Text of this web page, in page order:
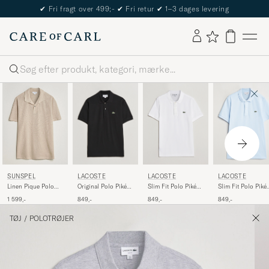
The Care of Carl Passport
Søg
SUNSPEL
Linen Pique Polo
1 599,-
LACOSTE
Original Polo Piké
849,-
LACOSTE
Slim Fit Polo Piké
849,-
LACOSTE
Slim Fit Polo Piké
849,-
TØJ / POLOTRØJER